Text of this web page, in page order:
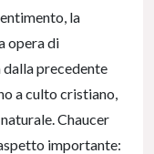
la
opera di
precedente
a culto cristiano,
Chaucer
importante: